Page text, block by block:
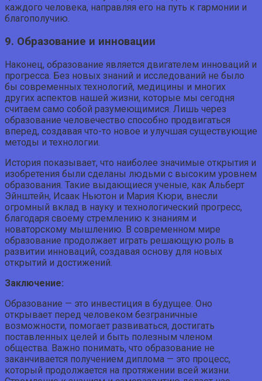
каждого человека, направляя его на путь к гармонии и
благополучию.
9. Образование и инновации
Наконец, образование является двигателем инноваций и
прогресса. Без новых знаний и исследований не было
бы современных технологий, медицины и многих
других аспектов нашей жизни, которые мы сегодня
считаем само собой разумеющимися. Лишь через
образование человечество способно продвигаться
вперед, создавая что-то новое и улучшая существующие
методы и технологии.
История показывает, что наиболее значимые открытия и
изобретения были сделаны людьми с высоким уровнем
образования. Такие выдающиеся ученые, как Альберт
Эйнштейн, Исаак Ньютон и Мария Кюри, внесли
огромный вклад в науку и технологический прогресс,
благодаря своему стремлению к знаниям и
новаторскому мышлению. В современном мире
образование продолжает играть решающую роль в
развитии инноваций, создавая основу для новых
открытий и достижений.
Заключение:
Образование — это инвестиция в будущее. Оно
открывает перед человеком безграничные
возможности, помогает развиваться, достигать
поставленных целей и быть полезным членом
общества. Важно понимать, что образование не
заканчивается получением диплома — это процесс,
который продолжается на протяжении всей жизни.